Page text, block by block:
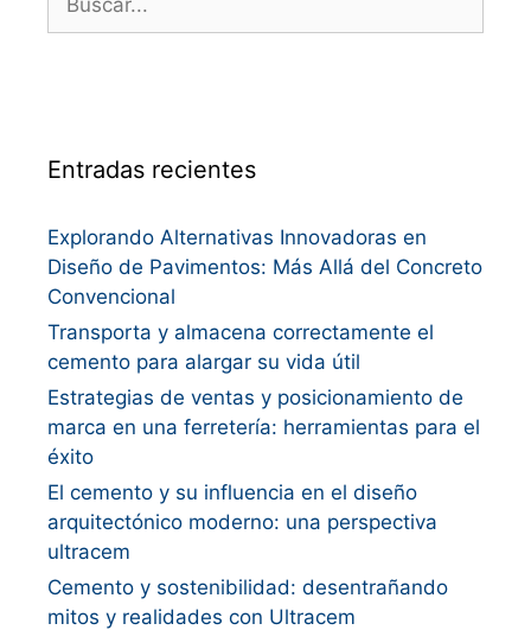
Entradas recientes
Explorando Alternativas Innovadoras en
Diseño de Pavimentos: Más Allá del Concreto
Convencional
Transporta y almacena correctamente el
cemento para alargar su vida útil
Estrategias de ventas y posicionamiento de
marca en una ferretería: herramientas para el
éxito
El cemento y su influencia en el diseño
arquitectónico moderno: una perspectiva
ultracem
Cemento y sostenibilidad: desentrañando
mitos y realidades con Ultracem